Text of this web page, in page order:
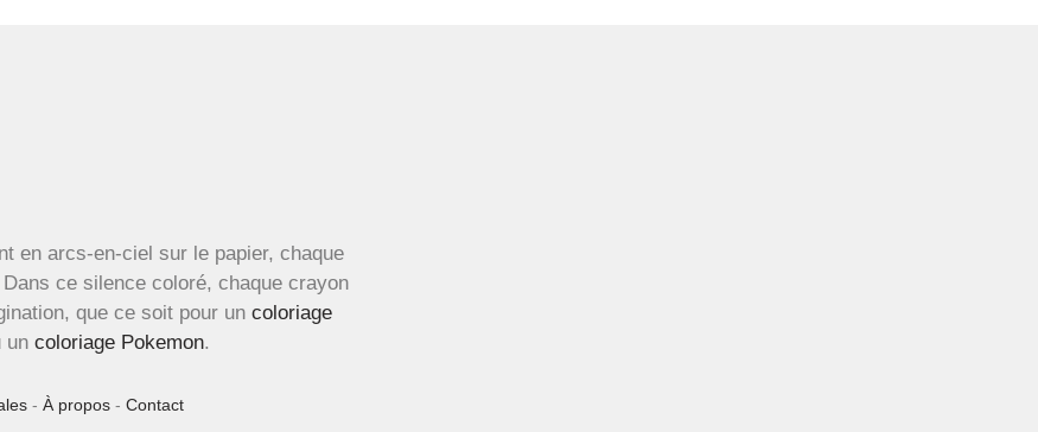
en arcs-en-ciel sur le papier, chaque
ce silence coloré, chaque crayon
que ce soit pour un coloriage
un coloriage Pokemon.
- À propos - Contact